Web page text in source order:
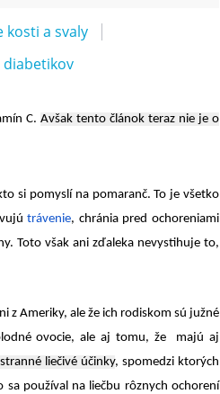
kosti a svaly
C. Avšak tento článok teraz nie je o
si pomyslí na pomaranč. To je všetko
trávenie, chránia pred ochoreniami
Toto však ani zďaleka nevystihuje to,
z Ameriky, ale že ich rodiskom sú južné
ovocie, ale aj tomu, že majú aj
liečivé účinky, spomedzi ktorých
používal na liečbu rôznych ochorení